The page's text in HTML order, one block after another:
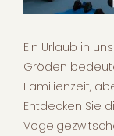
Ein Urlaub in
Gröden
Familienzeit,
Entdecken Sie